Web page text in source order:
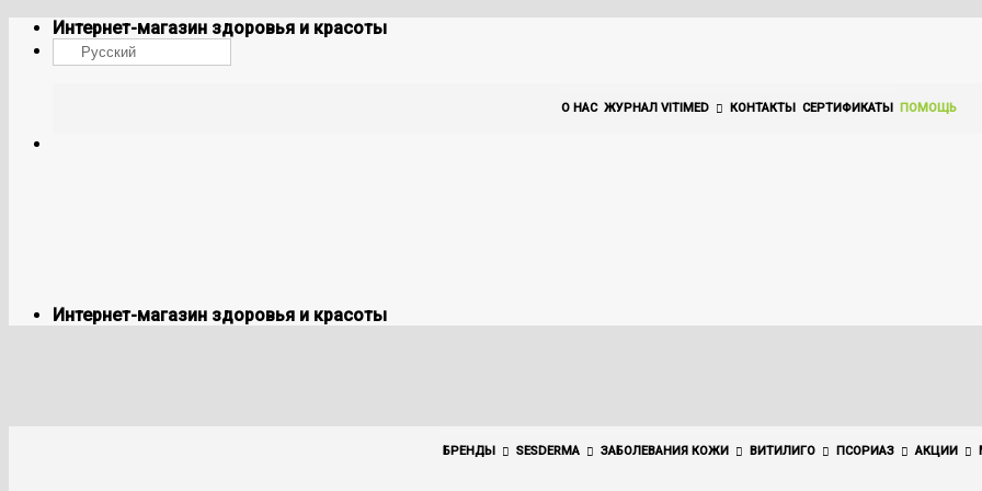
Skip
content
Интернет-магазин здоровья и красоты
Русский
О НАС ЖУРНАЛ VITIMED КОНТАКТЫ СЕРТИФИКАТЫ ПОМОЩЬ
Интернет-магазин здоровья и красоты
БРЕНДЫ SESDERMA ЗАБОЛЕВАНИЯ КОЖИ ВИТИЛИГО ПСОРИАЗ АКЦИИ